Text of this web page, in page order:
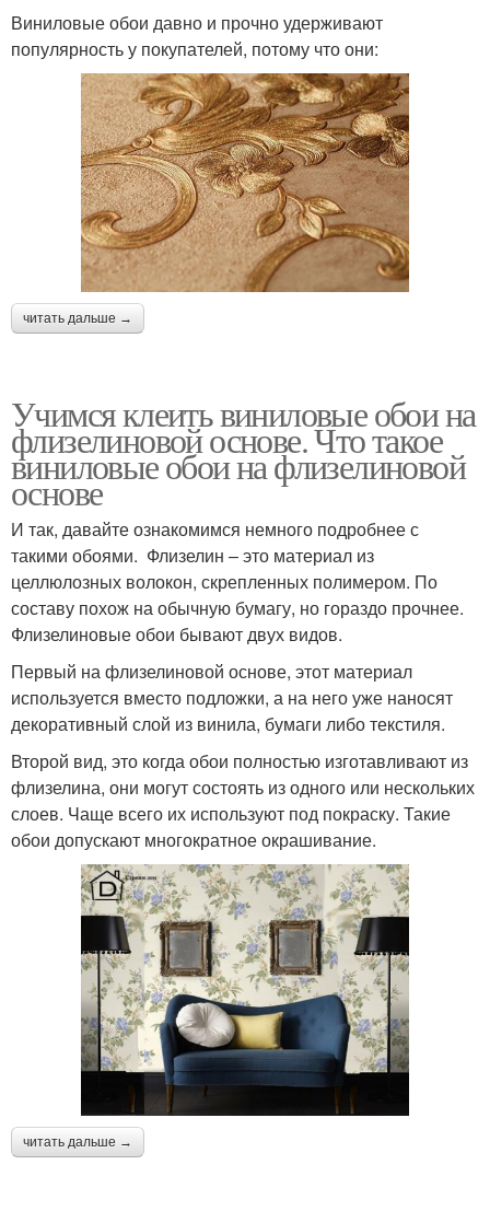
Виниловые обои давно и прочно удерживают
популярность у покупателей, потому что они:
читать дальше →
Учимся клеить виниловые обои на
флизелиновой основе. Что такое
виниловые обои на флизелиновой
основе
И так, давайте ознакомимся немного подробнее с
такими обоями. Флизелин – это материал из
целлюлозных волокон, скрепленных полимером. По
составу похож на обычную бумагу, но гораздо прочнее.
Флизелиновые обои бывают двух видов.
Первый на флизелиновой основе, этот материал
используется вместо подложки, а на него уже наносят
декоративный слой из винила, бумаги либо текстиля.
Второй вид, это когда обои полностью изготавливают из
флизелина, они могут состоять из одного или нескольких
слоев. Чаще всего их используют под покраску. Такие
обои допускают многократное окрашивание.
читать дальше →